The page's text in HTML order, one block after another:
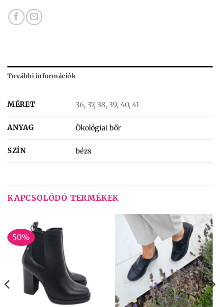
További információk
MÉRET 36, 37, 38, 39, 40, 41
ANYAG Ökológiai bőr
SZÍN bézs
KAPCSOLÓDÓ TERMÉKEK
50%